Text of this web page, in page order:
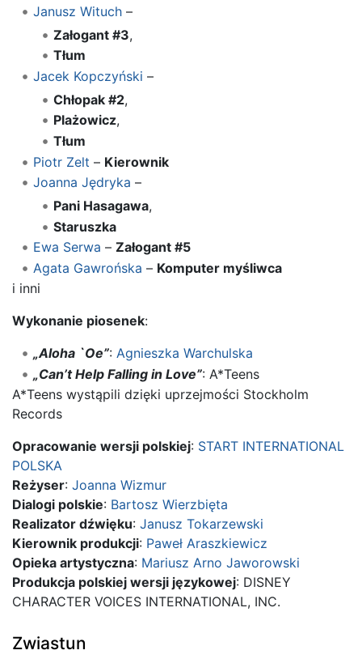
Janusz Wituch–
Załogant #3,
Tłum
Jacek Kopczyński –
Chłopak #2,
Plażowicz,
Tłum
Piotr Zelt – Kierownik
Joanna Jędryka –
Pani Hasagawa,
Staruszka
Ewa Serwa – Załogant #5
Agata Gawrońska – Komputer myśliwca
i inni
Wykonanie piosenek:
„Aloha `Oe”: Agnieszka Warchulska
„Can’t Help Falling in Love”: A*Teens
A*Teens wystąpili dzięki uprzejmości Stockholm
Records
Opracowanie wersji polskiej: START INTERNATIONAL
POLSKA
Reżyser: Joanna Wizmur
Dialogi polskie: Bartosz Wierzbięta
Realizator dźwięku: Janusz Tokarzewski
Kierownik produkcji: Paweł Araszkiewicz
Opieka artystyczna: Mariusz Arno Jaworowski
Produkcja polskiej wersji językowej: DISNEY
CHARACTER VOICES INTERNATIONAL, INC.
Zwiastun